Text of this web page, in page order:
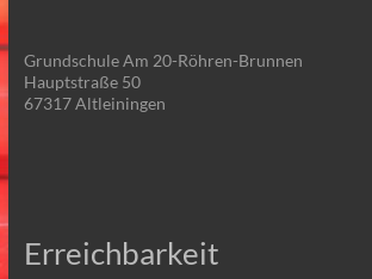
Grundschule Am 20-Röhren-Brunnen
Hauptstraße 50
67317 Altleiningen
Erreichbarkeit